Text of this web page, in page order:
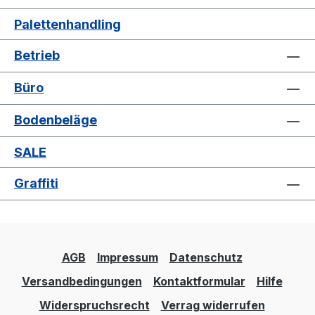
zuletzt ist für Ihre Entscheidung wichtig,
wie nahe Passanten an der Absperrung
vorbeigehen. Übrigens können Sie die
runden Füße befüllen: Ob Sand oder
wieder aus. So stabil bleiben die
Absperrpfosten auch bei Wind an ihrem
Platz und können in leerem Zustand
kinderleicht transportiert werden. Die
Pfosten mit eckigen Füßen sind mit Beton
Größen erhältlich. Oben befindet sich eine
Kappe mit eingesetzter Kettenaufnahme.
Die Pfosten können Sie im Außen- und im
Palettenhandling
Betrieb
Büro
Bodenbeläge
SALE
Graffiti
AGB Impressum
Datenschutz
Versandbedingungen
Kontaktformular
Hilfe
Widerspruchsrecht
Verrag widerrufen